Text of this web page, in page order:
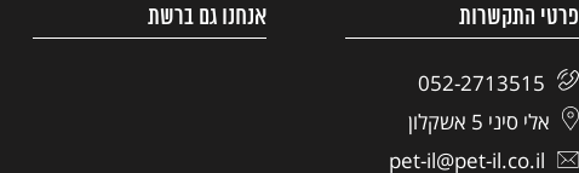
פרטי התקשרות
052-2713515
אלי סיני 5 אשקלון
pet-il@pet-il.co.il
אנחנו גם ברשת